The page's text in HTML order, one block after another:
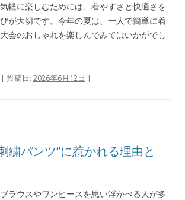
軽に楽しむためには、着やすさと快適さを
が大切です。今年の夏は、一人で簡単に着
会のおしゃれを楽しんでみてはいかがでし
| 投稿日: 2026年6月12日 |
繍パンツ”に惹かれる理由と
ラウスやワンピースを思い浮かべる人が多